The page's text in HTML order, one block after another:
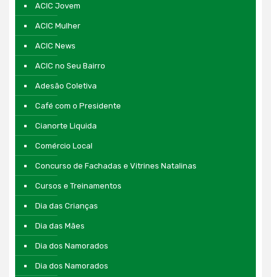
ACIC Jovem
ACIC Mulher
ACIC News
ACIC no Seu Bairro
Adesão Coletiva
Café com o Presidente
Cianorte Liquida
Comércio Local
Concurso de Fachadas e Vitrines Natalinas
Cursos e Treinamentos
Dia das Crianças
Dia das Mães
Dia dos Namorados
Dia dos Namorados